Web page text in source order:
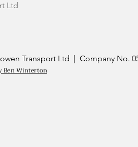
Ltd
Transport Ltd | Company No.
Ben Winterton